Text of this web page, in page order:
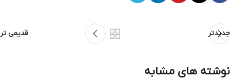
جدیدتر قدیمی تر
نوشته های مشابه